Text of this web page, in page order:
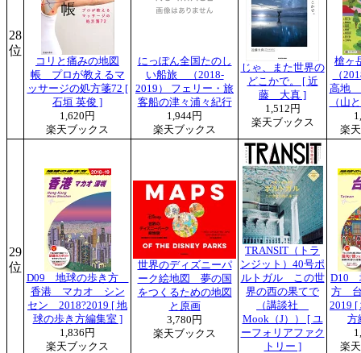
28
位
コリと痛みの地図
帳 プロが教えるマ
ッサージの処方箋72 [
石垣 英俊 ]
1,620円
楽天ブックス
にっぽん全国たのし
い船旅 （2018-
2019） フェリー・旅
客船の津々浦々紀行
1,944円
楽天ブックス
じゃ、また世界の
どこかで。 [ 近
藤 大真 ]
1,512円
楽天ブックス
槍ヶ
（
高地
（山
楽
29
位
D09 地球の歩き方
香港 マカオ シン
セン 2018?2019 [ 地
球の歩き方編集室 ]
1,836円
楽天ブックス
世界のディズニーパ
ーク絵地図 夢の国
をつくるための地図
と原画
3,780円
楽天ブックス
TRANSIT（トラ
ンジット）40号ポ
ルトガル この世
界の西の果てで
（講談社
Mook（J）） [ ユ
ーフォリアファク
トリー ]
D10
方
2019 [
方
楽